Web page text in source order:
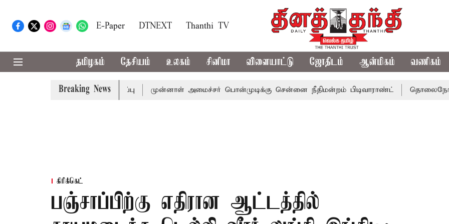
E-Paper DTNEXT Thanthi TV
தமிழகம் தேசியம் உலகம் சினிமா விளையாட்டு ஜோதிடம் ஆன்மிகம் வணிகம்
Breaking News
அமைச்சர் விஜய் அழைப்பு முன்னாள் அமைச்சர் பொன்முடிக்கு சென்னை நீதிமன்றம் பிடிவாராண்ட் தொலைநோக்கு
கிரிக்கெட்
பஞ்சாப்பிற்கு எதிரான ஆட்டத்தில்